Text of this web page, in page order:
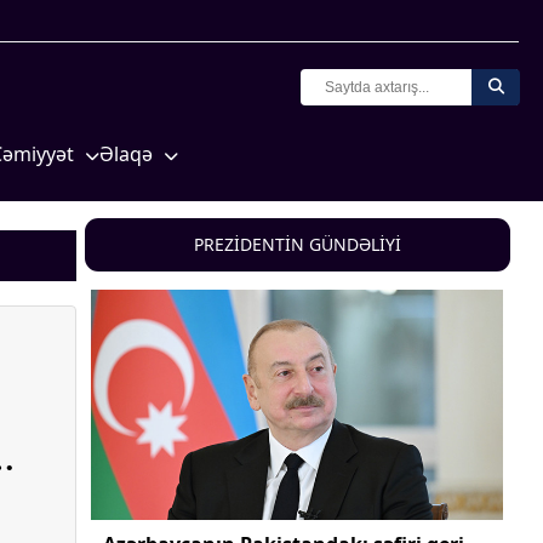
Siyasət
Məhkəmə və hüquq
Gənclər və İdman
Media və QHT
Əlaqə
PREZİDENTİN GÜNDƏLİYİ